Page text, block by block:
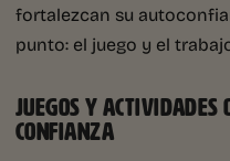
fortalezcan su
punto: el juego y el
JUEGOS Y ACTIVIDADES
CONFIANZA